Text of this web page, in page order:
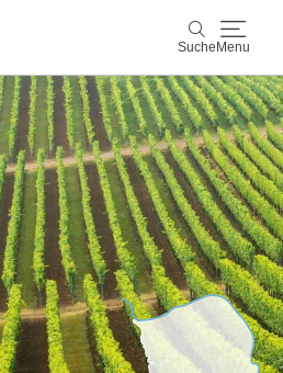
Suche Menu
Suche
& Genuss
& Natur
& Städte
& Service